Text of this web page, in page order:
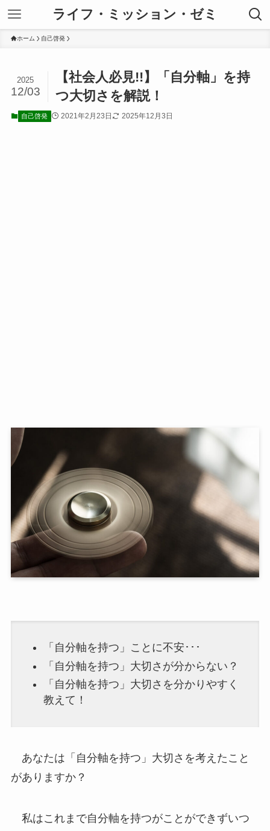
ライフ・ミッション・ゼミ
ホーム 自己啓発
【社会人必見!!】「自分軸」を持
つ大切さを解説！
2025
12/03
自己啓発 2021年2月23日 2025年12月3日
「自分軸を持つ」ことに不安･･･
「自分軸を持つ」大切さが分からない？
「自分軸を持つ」大切さを分かりやすく
教えて！
あなたは「自分軸を持つ」大切さを考えたこと
がありますか？
私はこれまで自分軸を持つがことができずいつ